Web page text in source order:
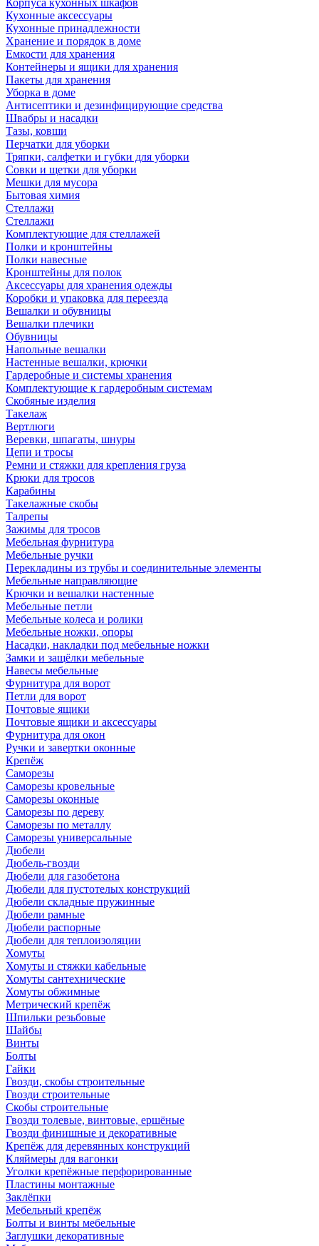
Корпуса кухонных шкафов
Кухонные аксессуары
Кухонные принадлежности
Хранение и порядок в доме
Емкости для хранения
Контейнеры и ящики для хранения
Пакеты для хранения
Уборка в доме
Антисептики и дезинфицирующие средства
Швабры и насадки
Тазы, ковши
Перчатки для уборки
Тряпки, салфетки и губки для уборки
Совки и щетки для уборки
Мешки для мусора
Бытовая химия
Стеллажи
Стеллажи
Комплектующие для стеллажей
Полки и кронштейны
Полки навесные
Кронштейны для полок
Аксессуары для хранения одежды
Коробки и упаковка для переезда
Вешалки и обувницы
Вешалки плечики
Обувницы
Напольные вешалки
Настенные вешалки, крючки
Гардеробные и системы хранения
Комплектующие к гардеробным системам
Скобяные изделия
Такелаж
Вертлюги
Веревки, шпагаты, шнуры
Цепи и тросы
Ремни и стяжки для крепления груза
Крюки для тросов
Карабины
Такелажные скобы
Талрепы
Зажимы для тросов
Мебельная фурнитура
Мебельные ручки
Перекладины из трубы и соединительные элементы
Мебельные направляющие
Крючки и вешалки настенные
Мебельные петли
Мебельные колеса и ролики
Мебельные ножки, опоры
Насадки, накладки под мебельные ножки
Замки и защёлки мебельные
Навесы мебельные
Фурнитура для ворот
Петли для ворот
Почтовые ящики
Почтовые ящики и аксессуары
Фурнитура для окон
Ручки и завертки оконные
Крепёж
Саморезы
Саморезы кровельные
Саморезы оконные
Саморезы по дереву
Саморезы по металлу
Саморезы универсальные
Дюбели
Дюбель-гвозди
Дюбели для газобетона
Дюбели для пустотелых конструкций
Дюбели складные пружинные
Дюбели рамные
Дюбели распорные
Дюбели для теплоизоляции
Хомуты
Хомуты и стяжки кабельные
Хомуты сантехнические
Хомуты обжимные
Метрический крепёж
Шпильки резьбовые
Шайбы
Винты
Болты
Гайки
Гвозди, скобы строительные
Гвозди строительные
Скобы строительные
Гвозди толевые, винтовые, ершёные
Гвозди финишные и декоративные
Крепёж для деревянных конструкций
Кляймеры для вагонки
Уголки крепёжные перфорированные
Пластины монтажные
Заклёпки
Мебельный крепёж
Болты и винты мебельные
Заглушки декоративные